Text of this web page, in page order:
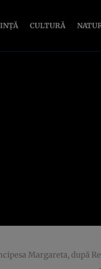
CULTURĂ
Margareta, după